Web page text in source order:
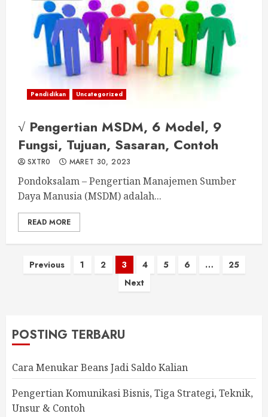
Pendidikan Uncategorized
√ Pengertian MSDM, 6 Model, 9
Fungsi, Tujuan, Sasaran, Contoh
SXTR0 MARET 30, 2023
Pondoksalam – Pengertian Manajemen Sumber
Daya Manusia (MSDM) adalah...
READ MORE
Paginasi
Previous 1 2 3 4 5 6 …
25
Next
POSTING TERBARU
Cara Menukar Beans Jadi Saldo Kalian
Pengertian Komunikasi Bisnis, Tiga Strategi, Teknik,
Unsur & Contoh